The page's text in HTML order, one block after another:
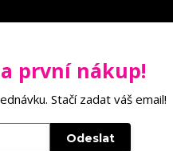
první nákup!
Stačí zadat váš email!
Odeslat